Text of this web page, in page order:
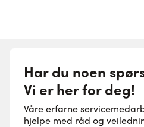
Har du noen
Vi er her for deg!
Våre erfarne
hjelpe med råd og